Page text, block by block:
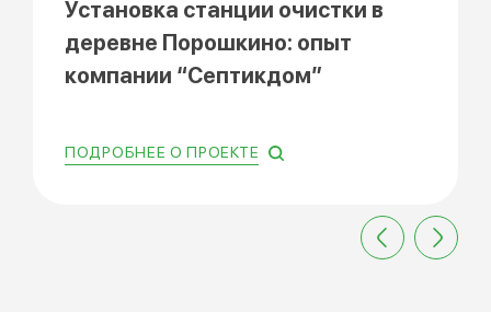
Установка станции очистки в
деревне Порошкино: опыт
компании “Септикдом”
ПОДРОБНЕЕ О ПРОЕКТЕ